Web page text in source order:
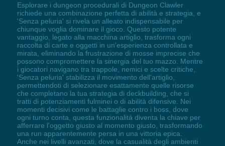
Esplorare i dungeon procedurali di Dungeon Clawler
richiede una combinazione perfetta di abilità e strategia, e
'Senza peluria' si rivela un alleato indispensabile per
chiunque voglia dominare il gioco. Questo potente
vantaggio, legato alla macchina artiglio, trasforma ogni
raccolta di carte e oggetti in un'esperienza controllata e
mirata, eliminando la frustrazione di mosse imprecise che
possono compromettere la sinergia del tuo mazzo. Mentre
i giocatori navigano tra trappole, nemici e scelte critiche,
'Senza peluria' stabilizza il movimento dell'artiglio,
permettendoti di selezionare esattamente quelle risorse
che completano la tua strategia di deckbuilding, che si
tratti di potenziamenti fulminei o di abilità difensive. Nei
momenti decisivi come le battaglie contro i boss, dove
ogni turno conta, questa funzionalità diventa la chiave per
afferrare l'oggetto giusto al momento giusto, trasformando
una run apparentemente persa in una vittoria epica.
Anche nei livelli avanzati, dove la casualità degli ambienti